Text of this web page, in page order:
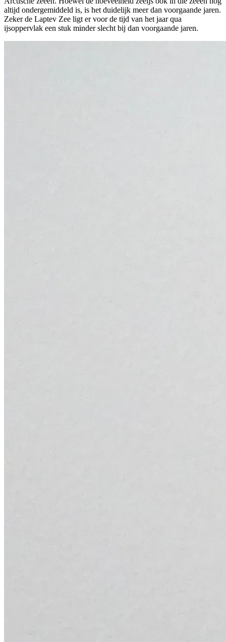
altijd ondergemiddeld is, is het duidelijk meer dan voorgaande jaren.
Zeker de Laptev Zee ligt er voor de tijd van het jaar qua
ijsoppervlak een stuk minder slecht bij dan voorgaande jaren.